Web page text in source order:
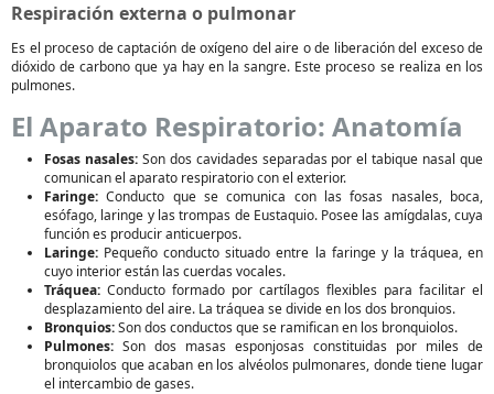
Respiración externa o pulmonar
Es el proceso de captación de oxígeno del aire o de liberación del exceso de
dióxido de carbono que ya hay en la sangre. Este proceso se realiza en los
pulmones.
El Aparato Respiratorio: Anatomía
Fosas nasales:Son dos cavidades separadas por el tabique nasal que
comunican el aparato respiratorio con el exterior.
Faringe: Conducto que se comunica con las fosas nasales, boca,
esófago, laringe y las trompas de Eustaquio. Posee las amígdalas, cuya
función es producir anticuerpos.
Laringe: Pequeño conducto situado entre la faringe y la tráquea, en
cuyo interior están las cuerdas vocales.
Tráquea: Conducto formado por cartílagos flexibles para facilitar el
desplazamiento del aire. La tráquea se divide en los dos bronquios.
Bronquios:Son dos conductos que se ramifican en los bronquiolos.
Pulmones: Son dos masas esponjosas constituidas por miles de
bronquiolos que acaban en los alvéolos pulmonares, donde tiene lugar
el intercambio de gases.